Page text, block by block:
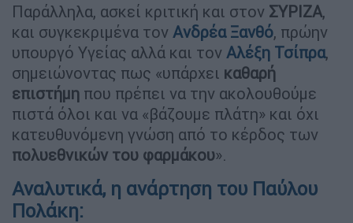
Παράλληλα, ασκεί κριτική και στον ΣΥΡΙΖΑ,
και συγκεκριμένα τον Ανδρέα Ξανθό, πρώην
υπουργό Υγείας αλλά και τον Αλέξη Τσίπρα,
σημειώνοντας πως «υπάρχει καθαρή
επιστήμη που πρέπει να την ακολουθούμε
πιστά όλοι και να «βάζουμε πλάτη» και όχι
κατευθυνόμενη γνώση από το κέρδος των
πολυεθνικών του φαρμάκου».
Αναλυτικά, η ανάρτηση του Παύλου
Πολάκη: